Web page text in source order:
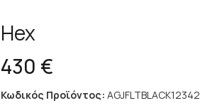
Hex
430 €
Κωδικός Προϊόντος: AGJFLTBLACK12342